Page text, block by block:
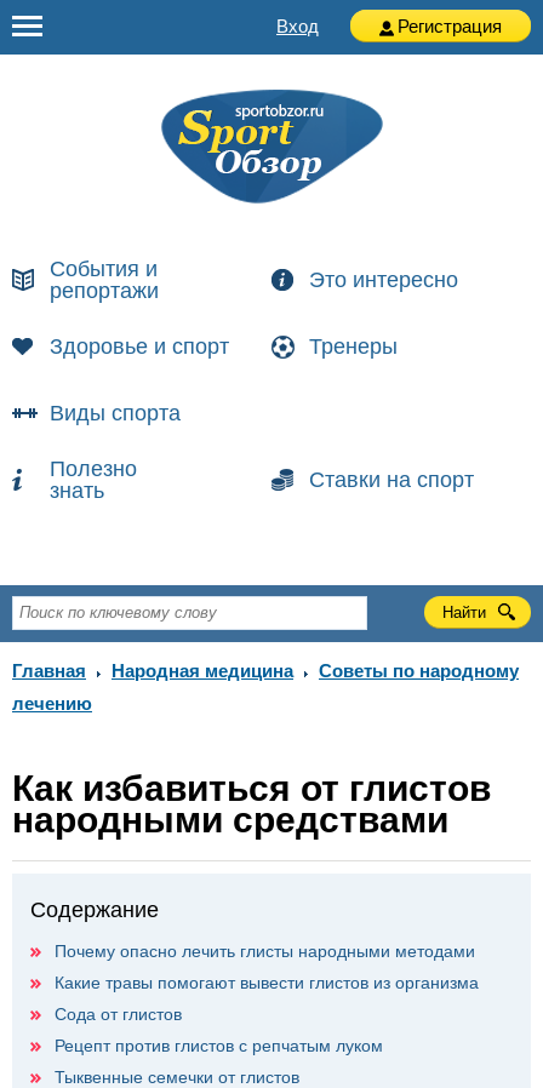
Вход Регистрация
События и
репортажи
Это интересно
Здоровье и спорт Тренеры
Виды спорта
Полезно
знать
Ставки на спорт
Главная Народная медицина
Советы по народному
лечению
Как избавиться от глистов
народными средствами
Содержание
Почему опасно лечить глисты народными методами
Какие травы помогают вывести глистов из организма
Сода от глистов
Рецепт против глистов с репчатым луком
Тыквенные семечки от глистов